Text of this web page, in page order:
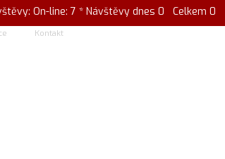
On-line: 7 * Návštěvy dnes 0 Celkem 0
Kontakt